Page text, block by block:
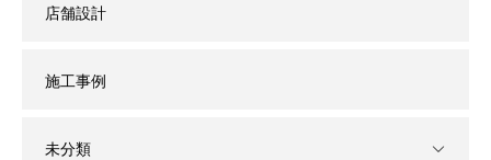
店舗設計
施工事例
未分類